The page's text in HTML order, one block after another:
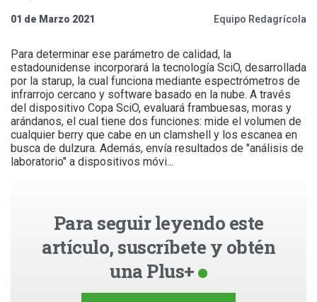
01 de Marzo 2021 Equipo Redagrícola
Para determinar ese parámetro de calidad, la
estadounidense incorporará la tecnología SciO, desarrollada
por la starup, la cual funciona mediante espectrómetros de
infrarrojo cercano y software basado en la nube. A través
del dispositivo Copa SciO, evaluará frambuesas, moras y
arándanos, el cual tiene dos funciones: mide el volumen de
cualquier berry que cabe en un clamshell y los escanea en
busca de dulzura. Además, envía resultados de "análisis de
laboratorio" a dispositivos móvi...
Para seguir leyendo este
artículo, suscríbete y obtén
una Plus+